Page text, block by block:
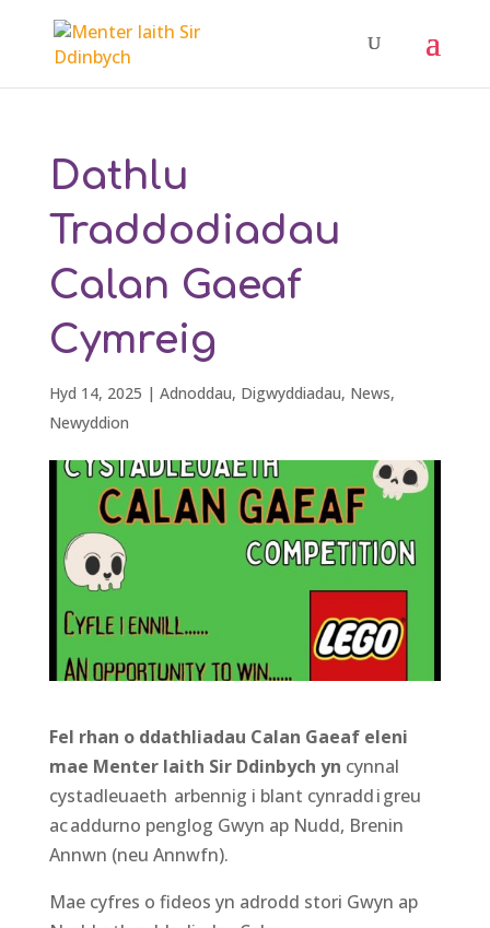
Dathlu
Traddodiadau
Calan Gaeaf
Cymreig
Hyd 14, 2025 | Adnoddau, Digwyddiadau, News,
Newyddion
Fel rhan o ddathliadau Calan Gaeaf eleni
mae Menter Iaith Sir Ddinbych yn cynnal
cystadleuaeth arbennig i blant cynradd i greu
ac addurno penglog Gwyn ap Nudd, Brenin
Annwn (neu Annwfn).
Mae cyfres o fideos yn adrodd stori Gwyn ap